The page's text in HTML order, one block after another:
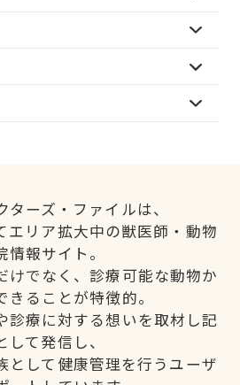
ターズ・ファイルは、
エリア拡大中の獣医師・動物
情報サイト。
けでなく、診療可能な動物か
きることが特徴的。
診療に対する想いを取材し記
して発信し、
として健康管理を行うユーザ